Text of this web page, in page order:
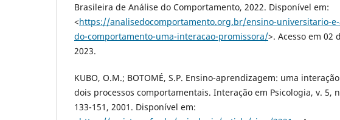
Brasileira de Análise do Comportamento, 2022. Disponível em:
<https://analisedocomportamento.org.br/ensino-universitario-
do-comportamento-uma-interacao-promissora/>. Acesso em 02
2023.
KUBO, O.M.; BOTOMÉ, S.P. Ensino-aprendizagem: uma
dois processos comportamentais. Interação em Psicologia, v. 5,
133-151, 2001. Disponível em: